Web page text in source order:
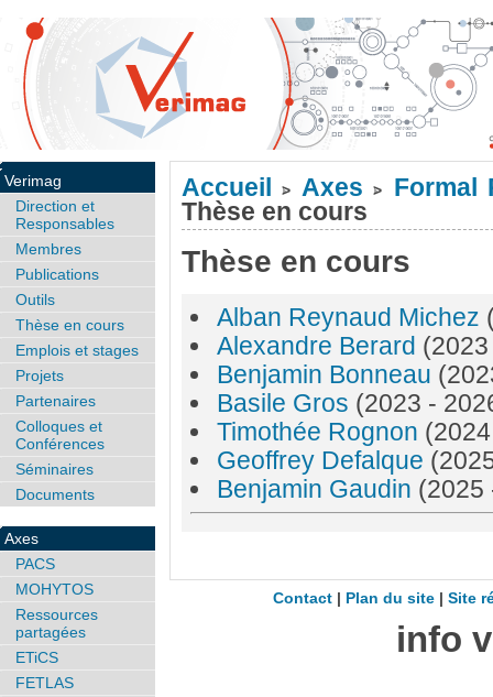
Accueil > Axes >
Formal
Thèse en cours
Thèse en cours
Alban Reynaud Michez
Alexandre Berard
Benjamin Bonneau
Basile Gros (2023 -
Timothée Rognon
Geoffrey Defalque
Benjamin Gaudin (2025
Verimag
Direction et
Responsables
Membres
Publications
Outils
Thèse en cours
Emplois et stages
Projets
Partenaires
Colloques et
Conférences
Séminaires
Documents
Axes
PACS
MOHYTOS
Ressources
partagées
ETiCS
FETLAS
Contact Plan du site Site
info